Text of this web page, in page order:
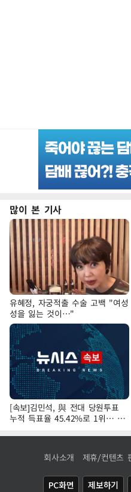
많이 본 기사
유혜정, 자궁적출 수술 고백 "여성
성을 잃는 것이…"
[속보]김민석, 與 전대 당원투표
누적 득표율 45.42%로 1위… 정
청래 44.56%
회사소개 제휴/컨텐츠
PC화면 제보하기